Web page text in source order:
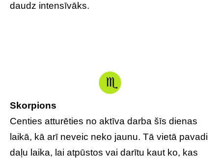
daudz intensīvāks.
Skorpions
Centies atturēties no aktīva darba šīs dienas
laikā, kā arī neveic neko jaunu. Tā vietā pavadi
daļu laika, lai atpūstos vai darītu kaut ko, kas